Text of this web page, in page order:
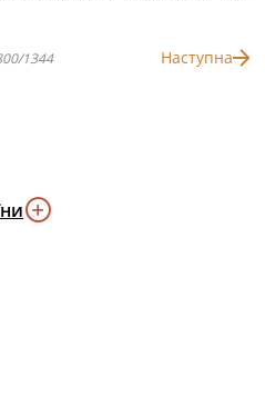
1344 Наступна